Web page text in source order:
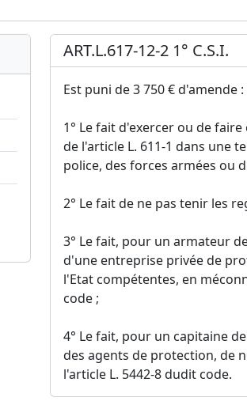
ART.L.617-12-2 1° C.S.I.
Est puni de 3 750 € d'amende :
1° Le fait d'exercer ou de
de l'article L. 611-1 dans une
police, des forces armées ou
2° Le fait de ne pas tenir les
3° Le fait, pour un armateur
d'une entreprise privée de
l'Etat compétentes, en
code ;
4° Le fait, pour un capitaine
des agents de protection, de
l'article L. 5442-8 dudit code.